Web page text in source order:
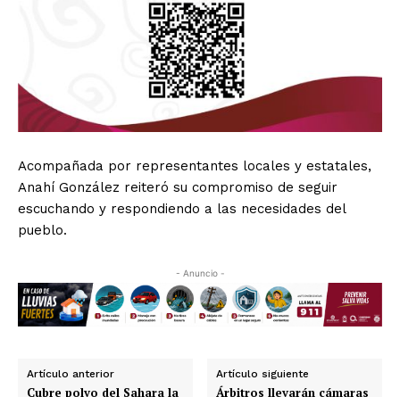
Acompañada por representantes locales y estatales,
Anahí González reiteró su compromiso de seguir
escuchando y respondiendo a las necesidades del
pueblo.
- Anuncio -
Artículo anterior
Cubre polvo del Sahara la
Artículo siguiente
Árbitros llevarán cámaras